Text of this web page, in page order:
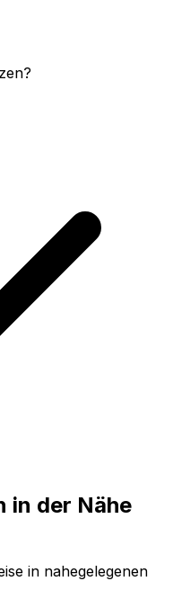
in der Nähe
in nahegelegenen